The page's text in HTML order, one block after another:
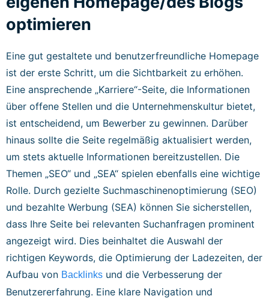
optimieren
Eine gut gestaltete und benutzerfreundliche Homepage
ist der erste Schritt, um die Sichtbarkeit zu erhöhen.
Eine ansprechende „Karriere“-Seite, die Informationen
über offene Stellen und die Unternehmenskultur bietet,
ist entscheidend, um Bewerber zu gewinnen. Darüber
hinaus sollte die Seite regelmäßig aktualisiert werden,
um stets aktuelle Informationen bereitzustellen. Die
Themen „SEO“ und „SEA“ spielen ebenfalls eine wichtige
Rolle. Durch gezielte Suchmaschinenoptimierung (SEO)
und bezahlte Werbung (SEA) können Sie sicherstellen,
dass Ihre Seite bei relevanten Suchanfragen prominent
angezeigt wird. Dies beinhaltet die Auswahl der
richtigen Keywords, die Optimierung der Ladezeiten, der
Aufbau von Backlinks und die Verbesserung der
Benutzererfahrung. Eine klare Navigation und